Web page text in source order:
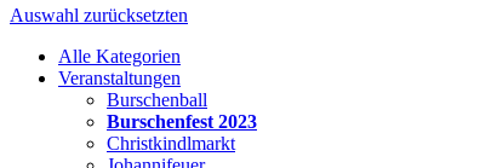
Auswahl zurücksetzten
Alle Kategorien
Veranstaltungen
Burschenball
Burschenfest 2023
Christkindlmarkt